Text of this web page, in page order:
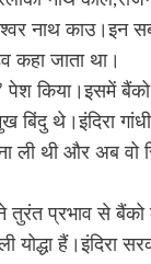
नाथ काउ।इन
कहा जाता था।
पेश किया।इसमें बैंको
बिंदु थे।इंदिरा
ली थी और अब
प्रभाव से बैंको
हैं।इंदिरा